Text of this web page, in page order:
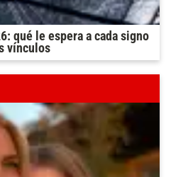
qué le espera a cada signo
vínculos